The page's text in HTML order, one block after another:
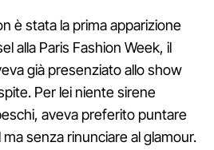
è stata la prima apparizione
alla Paris Fashion Week, il
già presenziato allo show
Per lei niente sirene
aveva preferito puntare
senza rinunciare al glamour.